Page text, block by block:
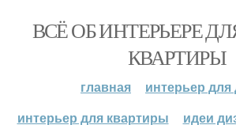
ВСЁ ОБ ИНТЕРЬЕРЕ
КВАРТИРЫ
главная
интерьер
интерьер для квартиры
идеи